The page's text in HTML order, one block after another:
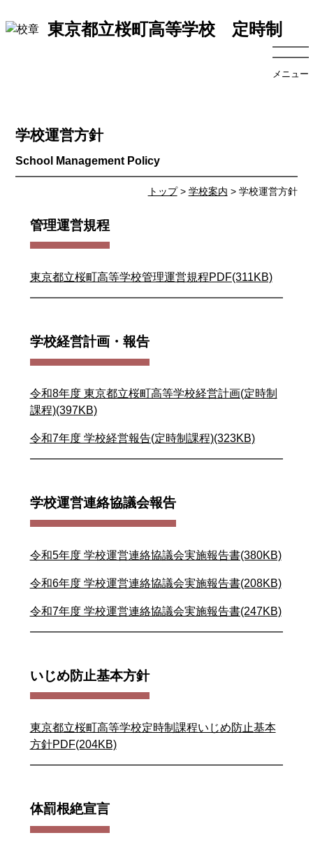
東京都立桜町高等学校 定時制
メニュー
トップ> 学校案内 > 学校運営方針
学校運営方針
管理運営規程
東京都立桜町高等学校管理運営規程PDF(311KB)
学校経営計画・報告
令和8年度 東京都立桜町高等学校経営計画(定時制
課程)(397KB)
令和7年度 学校経営報告(定時制課程)(323KB)
学校運営連絡協議会報告
令和5年度 学校運営連絡協議会実施報告書(380KB)
令和6年度 学校運営連絡協議会実施報告書(208KB)
令和7年度 学校運営連絡協議会実施報告書(247KB)
いじめ防止基本方針
東京都立桜町高等学校定時制課程いじめ防止基本
方針PDF(204KB)
体罰根絶宣言